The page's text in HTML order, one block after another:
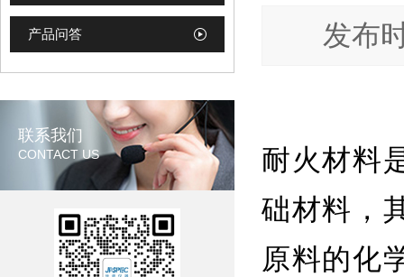
产品问答
联系我们
CONTACT US
发布
耐火材料
础材料，
原料的化